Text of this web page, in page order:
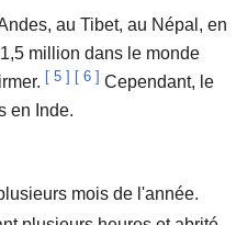
au Tibet, au Népal, en
million dans le monde
[ 5 ] [ 6 ] Cependant, le
en Inde.
mois de l'année.